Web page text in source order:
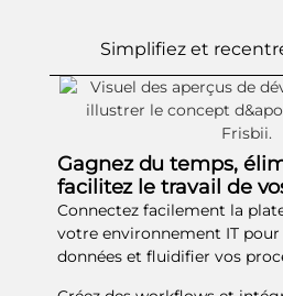
Simplifiez et
Gagnez du temps,
facilitez le travail de
Connectez facilement la
votre environnement IT
données et fluidifier vos